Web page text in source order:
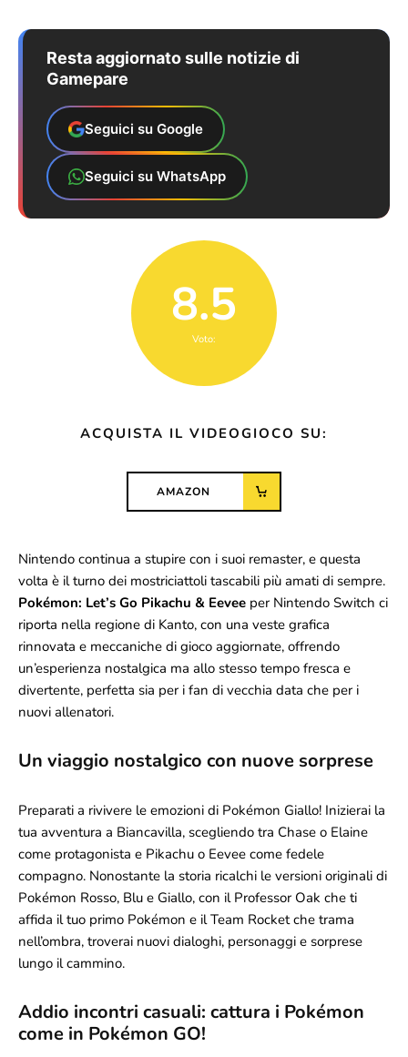
Resta aggiornato sulle notizie di
Gamepare
Seguici su Google
Seguici su WhatsApp
8.5
Voto:
ACQUISTA IL VIDEOGIOCO SU:
AMAZON
Nintendo continua a stupire con i suoi remaster, e questa
volta è il turno dei mostriciattoli tascabili più amati di sempre.
Pokémon: Let’s Go Pikachu & Eevee per Nintendo Switch ci
riporta nella regione di Kanto, con una veste grafica
rinnovata e meccaniche di gioco aggiornate, offrendo
un’esperienza nostalgica ma allo stesso tempo fresca e
divertente, perfetta sia per i fan di vecchia data che per i
nuovi allenatori.
Un viaggio nostalgico con nuove sorprese
Preparati a rivivere le emozioni di Pokémon Giallo! Inizierai la
tua avventura a Biancavilla, scegliendo tra Chase o Elaine
come protagonista e Pikachu o Eevee come fedele
compagno. Nonostante la storia ricalchi le versioni originali di
Pokémon Rosso, Blu e Giallo, con il Professor Oak che ti
affida il tuo primo Pokémon e il Team Rocket che trama
nell’ombra, troverai nuovi dialoghi, personaggi e sorprese
lungo il cammino.
Addio incontri casuali: cattura i Pokémon
come in Pokémon GO!